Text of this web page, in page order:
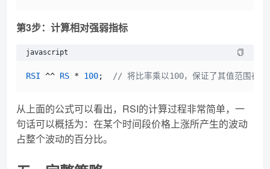
第3步：计算相对强弱指标
javascript
RSI ^^ RS * 100; // 将比率乘以100，保证了其值范围在
从上面的公式可以看出，RSI的计算过程非常简单，一
句话可以概括为：在某个时间段价格上涨所产生的波动
占整个波动的百分比。